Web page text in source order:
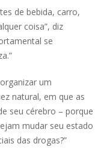
de bebida, carro,
coisa”, diz
se
um
natural, em que as
seu cérebro – porque
mudar seu estado
das drogas?”